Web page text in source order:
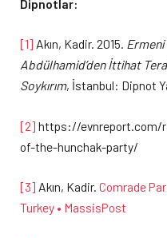
Dipnotlar:
[1] Akın, Kadir. 2015.
Abdülhamid’den İttihat
Soykırım, İstanbul: Dipnot
[2] https://evnreport.com/
of-the-hunchak-party/
[3] Akın, Kadir. Comrade
Turkey • MassisPost